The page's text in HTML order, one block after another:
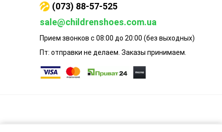
(073) 88-57-525
sale@childrenshoes.com.ua
Прием звонков с 08:00 до 20:00 (без выходных)
Пт: отправки не делаем. Заказы принимаем.